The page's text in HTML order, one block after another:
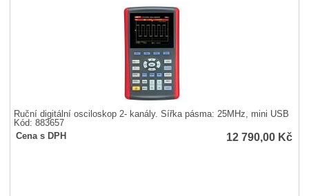
Ruční digitální osciloskop 2- kanály. Šířka pásma: 25MHz, mini USB
Kód: 883657
Cena s DPH
12 790,00 Kč